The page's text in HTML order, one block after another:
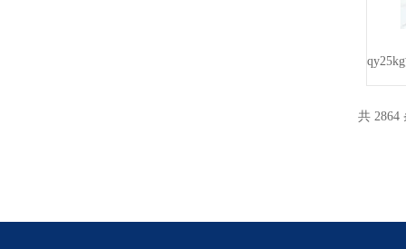
共 2864